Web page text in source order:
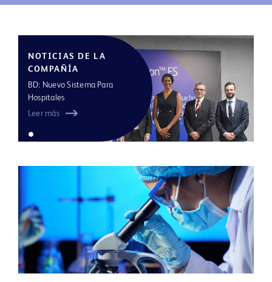
NOTICIAS DE LA
COMPAÑÍA
BD: Nuevo Sistema Para
Hospitales
Leer más